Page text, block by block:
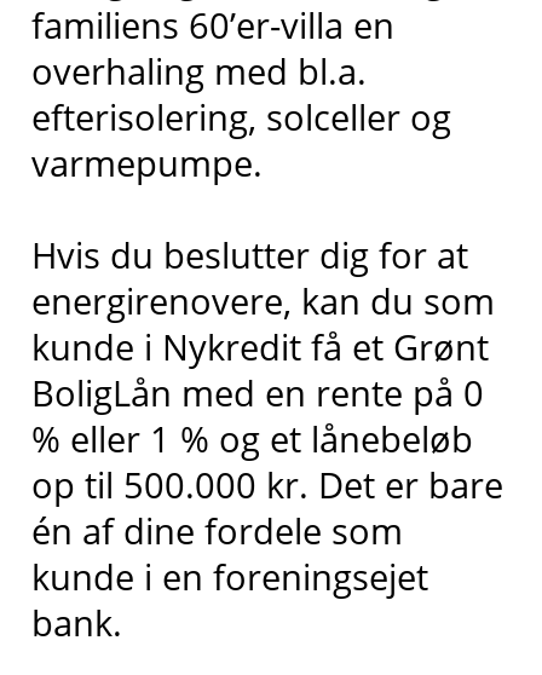
familiens 60’er-villa en
overhaling med bl.a.
efterisolering, solceller og
varmepumpe.
Hvis du beslutter dig for at
energirenovere, kan du som
kunde i Nykredit få et Grønt
BoligLån med en rente på 0
% eller 1 % og et lånebeløb
op til 500.000 kr. Det er bare
én af dine fordele som
kunde i en foreningsejet
bank.